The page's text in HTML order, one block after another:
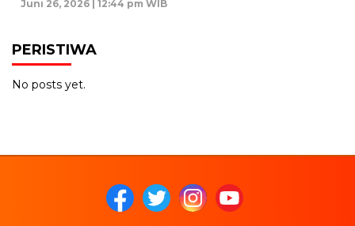
Juni 26, 2026 | 12:44 pm WIB
PERISTIWA
No posts yet.